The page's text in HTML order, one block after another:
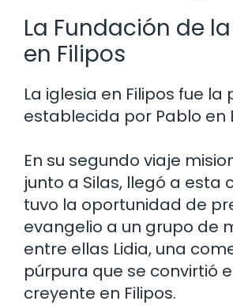
La Fundación de
en Filipos
La iglesia en Filipos fue la
establecida por Pablo en
En su segundo viaje
junto a Silas, llegó a esta
tuvo la oportunidad de
evangelio a un grupo de
entre ellas Lidia, una
púrpura que se convirtió
creyente en Filipos.